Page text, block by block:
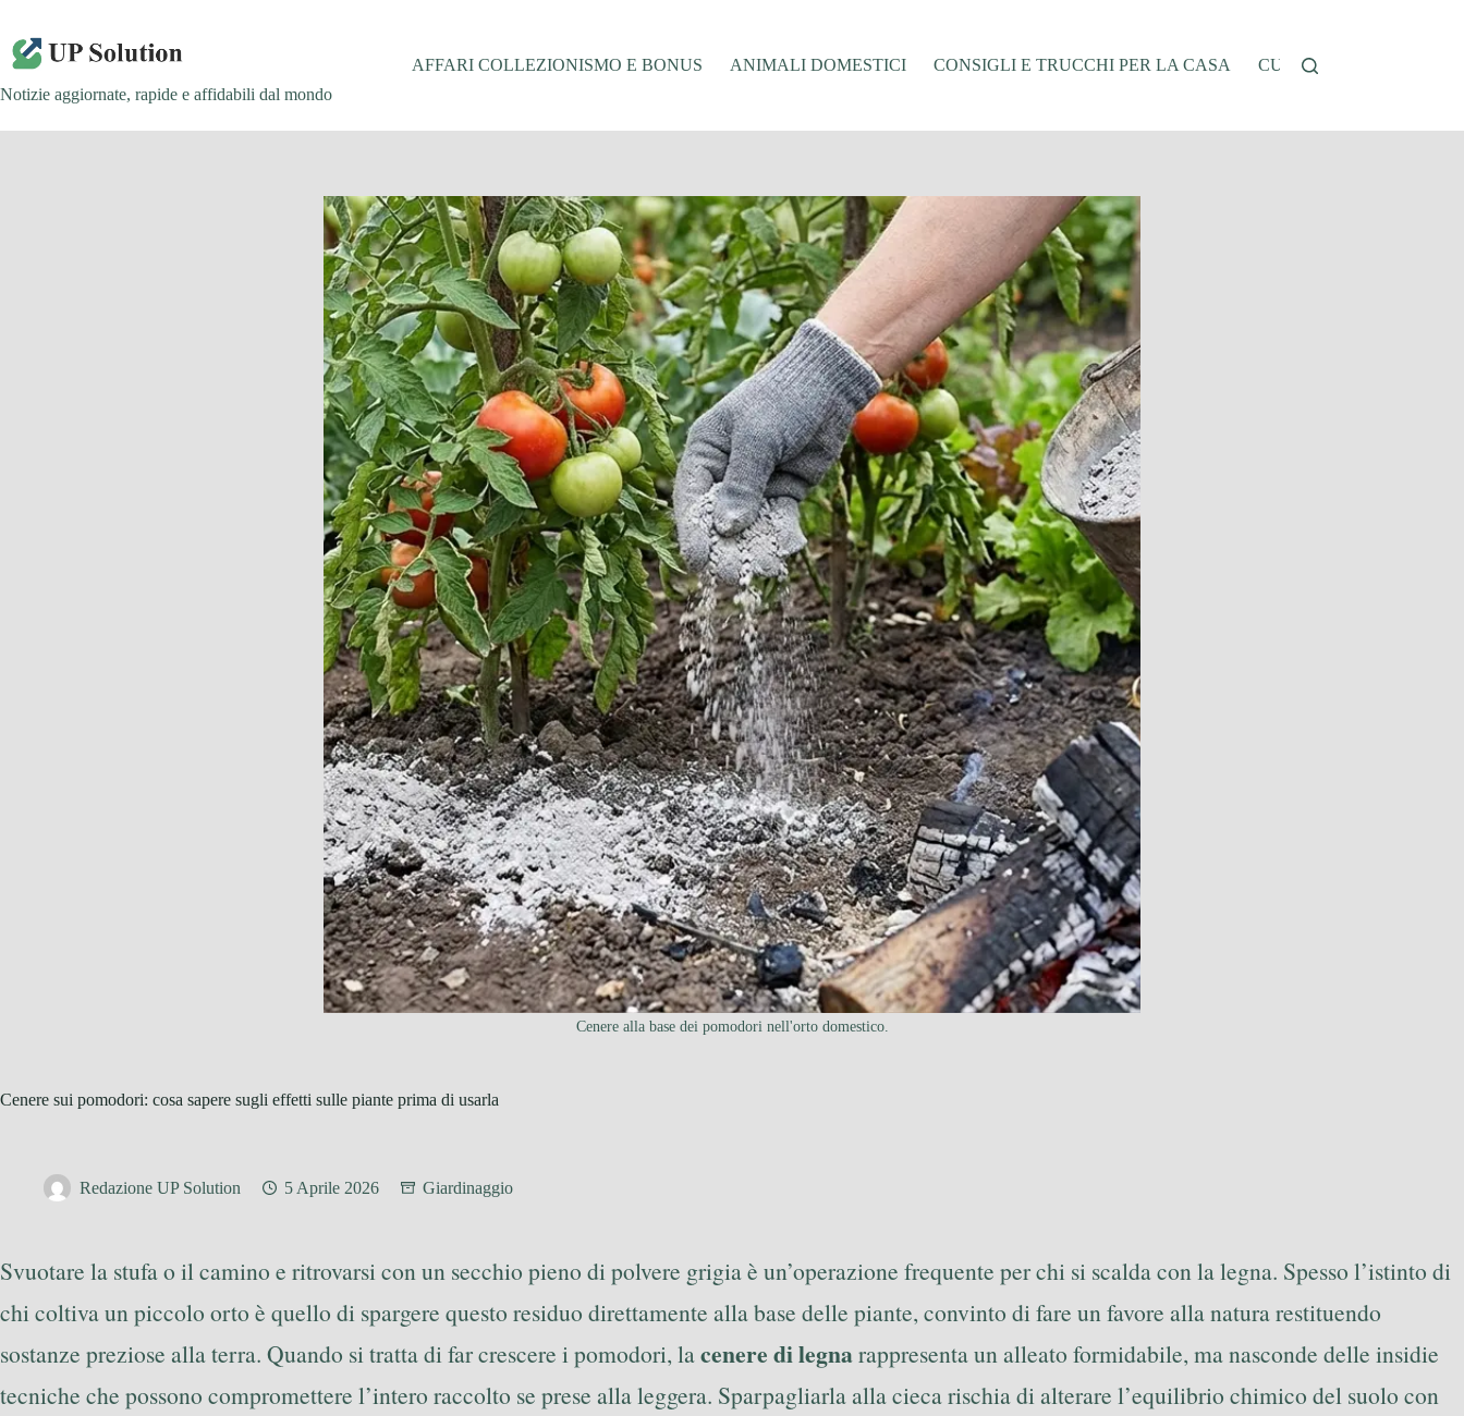
contenuto
Notizie aggiornate, rapide e affidabili dal mondo
AFFARI COLLEZIONISMO E BONUS ANIMALI DOMESTICI CONSIGLI E TRUCCHI PER LA CASA CUCINA E RICETTE
Cenere alla base dei pomodori nell'orto domestico.
Cenere sui pomodori: cosa sapere sugli effetti sulle piante prima di usarla
Redazione UP Solution 5 Aprile 2026 Giardinaggio
Svuotare la stufa o il camino e ritrovarsi con un secchio pieno di polvere grigia è un’operazione frequente per chi si scalda con la legna. Spesso l’istinto di
chi coltiva un piccolo orto è quello di spargere questo residuo direttamente alla base delle piante, convinto di fare un favore alla natura restituendo
sostanze preziose alla terra. Quando si tratta di far crescere i pomodori, lacenere di legnarappresenta un alleato formidabile, ma nasconde delle insidie
tecniche che possono compromettere l’intero raccolto se prese alla leggera. Sparpagliarla alla cieca rischia di alterare l’equilibrio chimico del suolo con